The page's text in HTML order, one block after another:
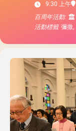
9:30 上午
百周年活動:
活動標籤 彌撒,